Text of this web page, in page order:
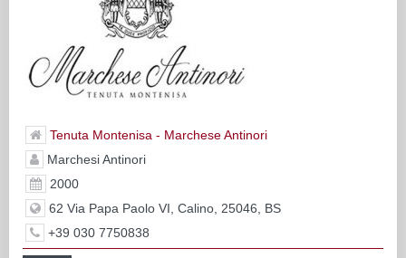
Tenuta Montenisa - Marchese Antinori
Marchesi Antinori
2000
62 Via Papa Paolo VI, Calino, 25046, BS
+39 030 7750838